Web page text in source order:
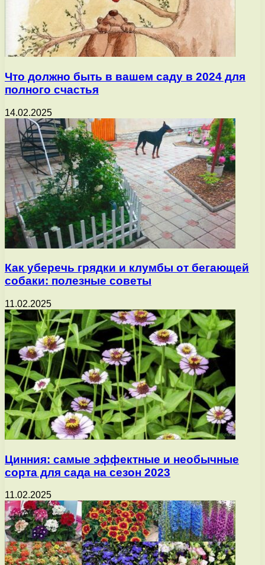
Что должно быть в вашем саду в 2024 для
полного счастья
14.02.2025
Как уберечь грядки и клумбы от бегающей
собаки: полезные советы
11.02.2025
Цинния: самые эффектные и необычные
сорта для сада на сезон 2023
11.02.2025